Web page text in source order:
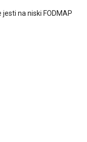
na niski FODMAP